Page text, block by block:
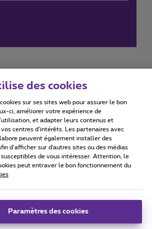
Accessibility statement
© 2026
info consommateur
des cookies
sur ses sites web pour assurer le bon
ci, améliorer votre expérience de
et adapter leurs contenus et
centres d’intérêts. Les partenaires avec
peuvent également installer des
d’afficher sur d'autres sites ou des médias
de vous intéresser. Attention, le
peut entraver le bon fonctionnement du
Paramètres des cookies